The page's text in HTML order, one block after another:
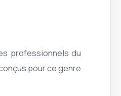
professionnels du
pour ce genre